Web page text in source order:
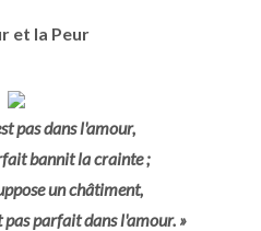
et la Peur
pas dans l'amour,
bannit la crainte ;
un châtiment,
parfait dans l'amour. »